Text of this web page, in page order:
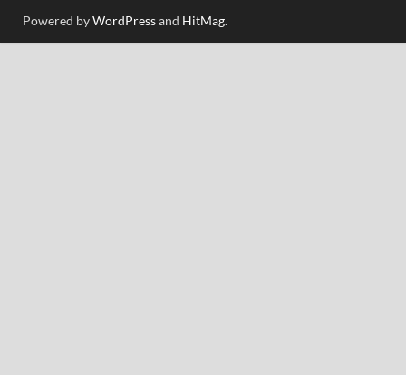
Powered byWordPressand HitMag.